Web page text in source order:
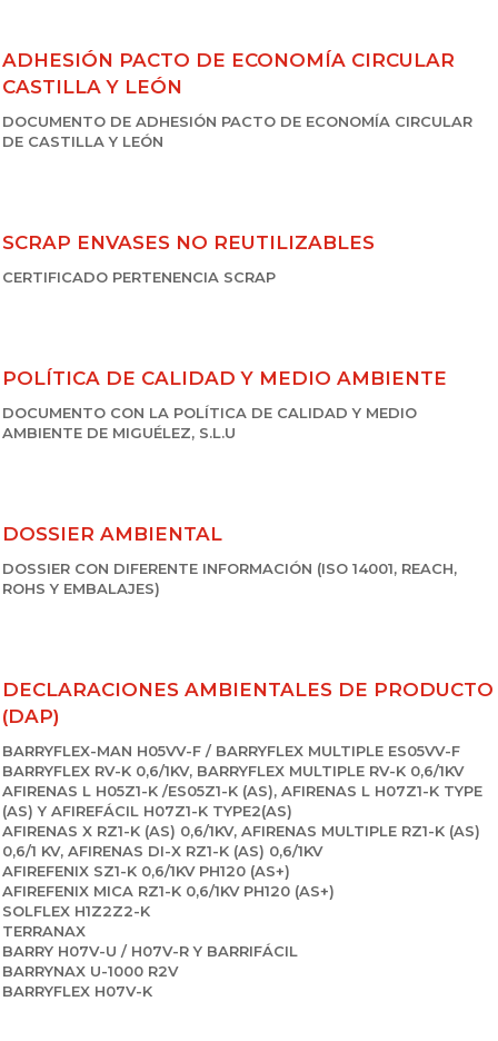
ADHESIÓN PACTO DE ECONOMÍA CIRCULAR
CASTILLA Y LEÓN
DOCUMENTO DE ADHESIÓN PACTO DE ECONOMÍA CIRCULAR
DE CASTILLA Y LEÓN
SCRAP ENVASES NO REUTILIZABLES
CERTIFICADO PERTENENCIA SCRAP
POLÍTICA DE CALIDAD Y MEDIO AMBIENTE
DOCUMENTO CON LA POLÍTICA DE CALIDAD Y MEDIO
AMBIENTE DE MIGUÉLEZ, S.L.U
DOSSIER AMBIENTAL
DOSSIER CON DIFERENTE INFORMACIÓN (ISO 14001, REACH,
ROHS Y EMBALAJES)
DECLARACIONES AMBIENTALES DE PRODUCTO
(DAP)
BARRYFLEX-MAN H05VV-F / BARRYFLEX MULTIPLE ES05VV-F
BARRYFLEX RV-K 0,6/1KV, BARRYFLEX MULTIPLE RV-K 0,6/1KV
AFIRENAS L H05Z1-K /ES05Z1-K (AS), AFIRENAS L H07Z1-K TYPE
(AS) Y AFIREFÁCIL H07Z1-K TYPE2(AS)
AFIRENAS X RZ1-K (AS) 0,6/1KV, AFIRENAS MULTIPLE RZ1-K (AS)
0,6/1 KV, AFIRENAS DI-X RZ1-K (AS) 0,6/1KV
AFIREFENIX SZ1-K 0,6/1KV PH120 (AS+)
AFIREFENIX MICA RZ1-K 0,6/1KV PH120 (AS+)
SOLFLEX H1Z2Z2-K
TERRANAX
BARRY H07V-U / H07V-R Y BARRIFÁCIL
BARRYNAX U-1000 R2V
BARRYFLEX H07V-K